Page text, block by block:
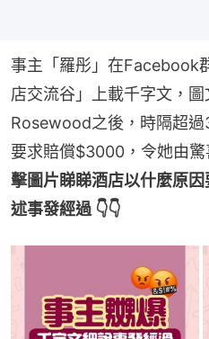
事主「羅彤」在Facebook
店交流谷」上載千字文，
Rosewood之後，時隔超
要求賠償$3000，令她由
擊圖片睇睇酒店以什麼原
述事發經過 👇👇